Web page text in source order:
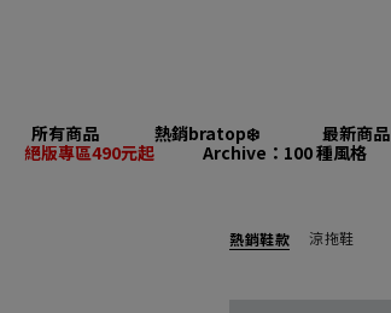
所有商品 熱銷bratop❄️ 最新商品
絕版專區490元起
Archive：100 種風格
熱銷鞋款 涼拖鞋